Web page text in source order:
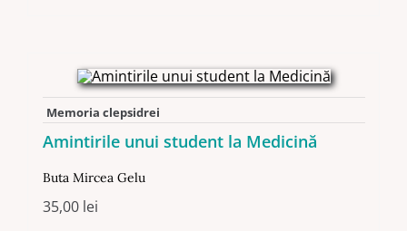
Memoria clepsidrei
Amintirile unui student la Medicină
Buta Mircea Gelu
35,00 lei